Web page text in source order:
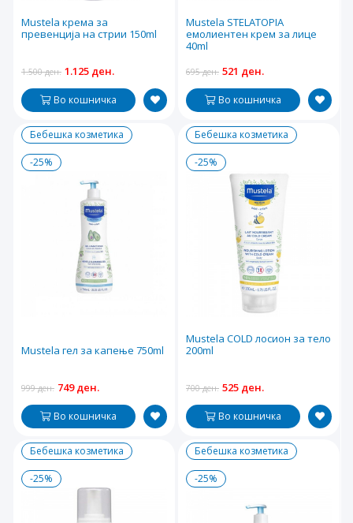
Mustela крема за
превенција на стрии 150ml
1.500 ден. 1.125 ден.
Во кошничка
Mustela STELATOPIA
емолиентен крем за лице
40ml
695 ден. 521 ден.
Во кошничка
Бебешка козметика
-25%
Mustela гел за капење 750ml
999 ден. 749 ден.
Во кошничка
Бебешка козметика
-25%
Mustela COLD лосион за тело
200ml
700 ден. 525 ден.
Во кошничка
Бебешка козметика
-25%
Бебешка козметика
-25%